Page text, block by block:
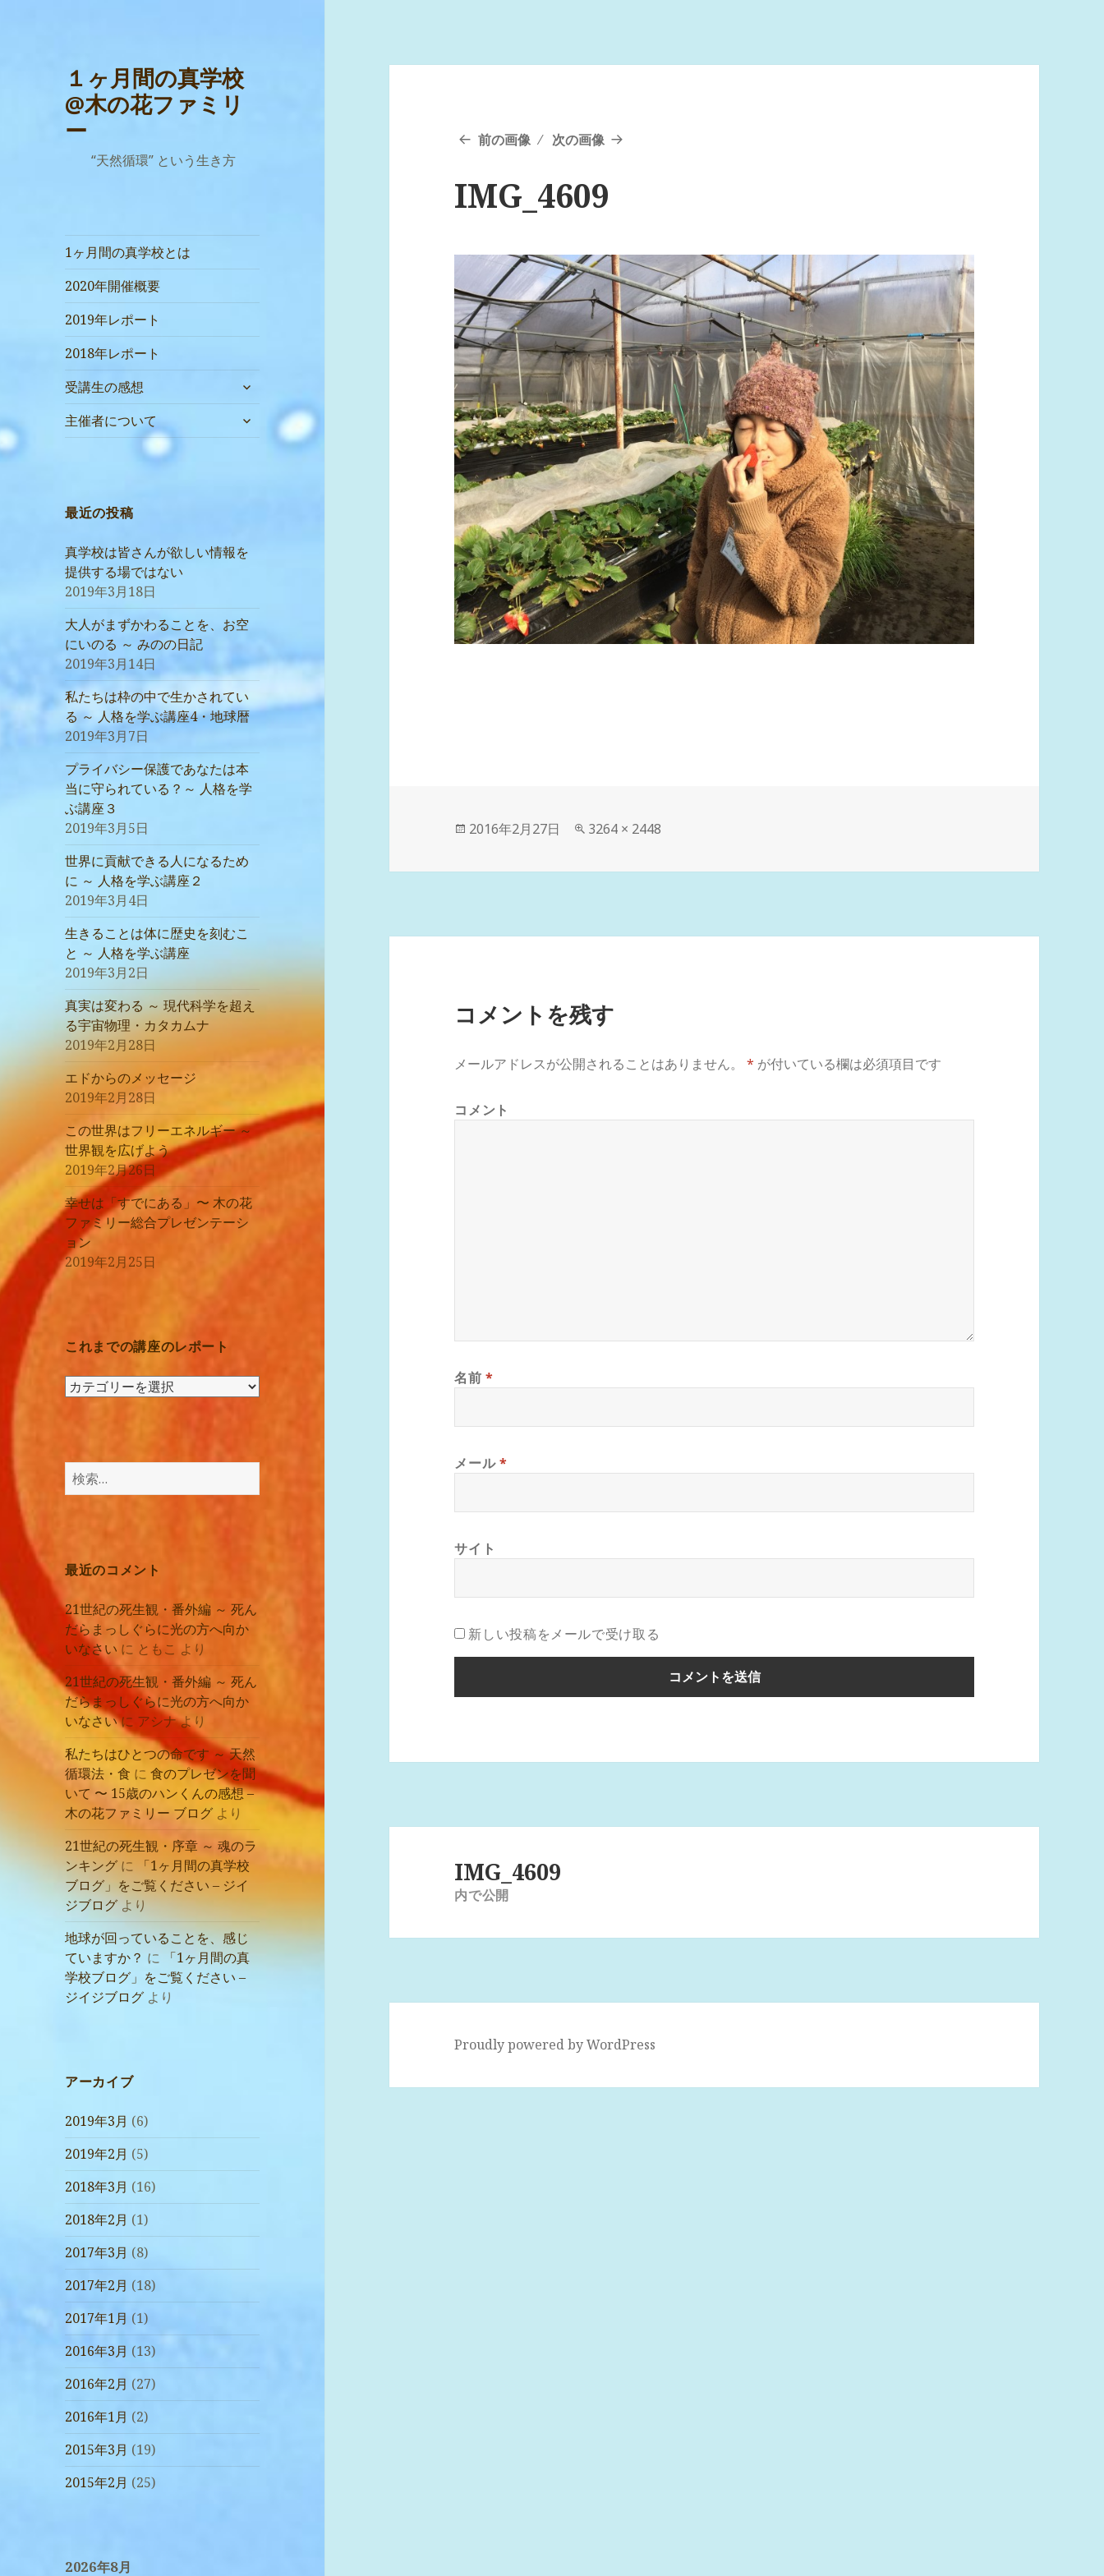
１ヶ月間の真学校
@木の花ファミリ
ー
“天然循環” という生き方
1ヶ月間の真学校とは
2020年開催概要
2019年レポート
2018年レポート
受講生の感想
サ
ブ
メ
ニ
主催者について
サ
ブ
展
最近の投稿
真学校は皆さんが欲しい情報を
提供する場ではない
2019年3月18日
大人がまずかわることを、お空
にいのる ～ みのの日記
2019年3月14日
私たちは枠の中で生かされてい
る ～ 人格を学ぶ講座4・地球暦
2019年3月7日
プライバシー保護であなたは本
当に守られている？～ 人格を学
ぶ講座３
2019年3月5日
世界に貢献できる人になるため
に ～ 人格を学ぶ講座２
2019年3月4日
生きることは体に歴史を刻むこ
と ～ 人格を学ぶ講座
2019年3月2日
真実は変わる ～ 現代科学を超え
る宇宙物理・カタカムナ
2019年2月28日
エドからのメッセージ
2019年2月28日
この世界はフリーエネルギー ～
世界観を広げよう
2019年2月26日
幸せは「すでにある」〜 木の花
ファミリー総合プレゼンテーシ
ョン
2019年2月25日
これまでの講座のレポート
こ
の
講
ポ
ー
ト
検
索:
最近のコメント
21世紀の死生観・番外編 ～ 死ん
だらまっしぐらに光の方へ向か
いなさい に ともこ より
21世紀の死生観・番外編 ～ 死ん
だらまっしぐらに光の方へ向か
いなさいに アシナより
私たちはひとつの命です ～ 天然
循環法・食 に食のプレゼンを聞
いて 〜 15歳のハンくんの感想 –
木の花ファミリー ブログ より
21世紀の死生観・序章 ～ 魂のラ
ンキング に
「1ヶ月間の真学校
ブログ」をご覧ください – ジイ
ジブログより
地球が回っていることを、感じ
ていますか？ に
「1ヶ月間の真
学校ブログ」をご覧ください –
ジイジブログ より
アーカイブ
2019年3月 (6)
2019年2月 (5)
2018年3月 (16)
2018年2月 (1)
2017年3月 (8)
2017年2月 (18)
2017年1月 (1)
2016年3月 (13)
2016年2月 (27)
2016年1月 (2)
2015年3月 (19)
2015年2月 (25)
2026年8月
前の画像 次の画像
IMG_4609
投
日:
2016年2月27日
フ
サ
3264 × 2448
コメントを残す
メールアドレスが公開されることはありません。 * が付いている欄は必須項目です
コメント
名前*
メール*
サイト
新しい投稿をメールで受け取る
ゲ
IMG_4609
内で公開
Proudly powered by WordPress